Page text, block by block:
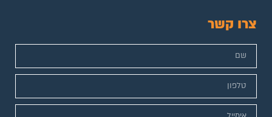
צרו קשר